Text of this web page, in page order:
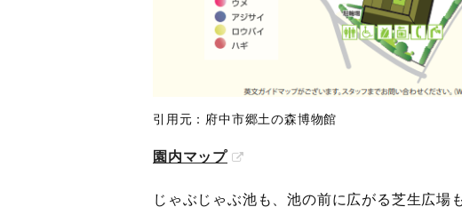
引用元：府中市郷土の森博物館
園内マップ
じゃぶじゃぶ池も、池の前に広がる芝生広